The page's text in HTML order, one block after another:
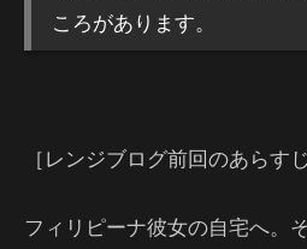
ころがあります。
［レンジブログ前回のあらすじ
フィリピーナ彼女の自宅へ。